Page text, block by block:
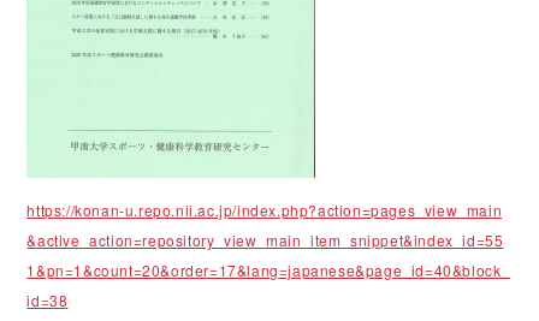
https://konan-u.repo.nii.ac.jp/index.php?action=pages_view_main
&active_action=repository_view_main_item_snippet&index_id=55
1&pn=1&count=20&order=17&lang=japanese&page_id=40&block_
id=38